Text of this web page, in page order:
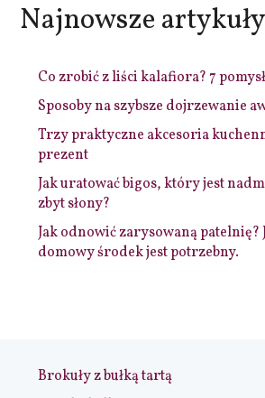
Najnowsze artykuły
Co zrobić z liści kalafiora? 7
Sposoby na szybsze dojrzewanie
Trzy praktyczne akcesoria
prezent
Jak uratować bigos, który jest
zbyt słony?
Jak odnowić zarysowaną patelnię?
domowy środek jest potrzebny.
Brokuły z bułką tartą